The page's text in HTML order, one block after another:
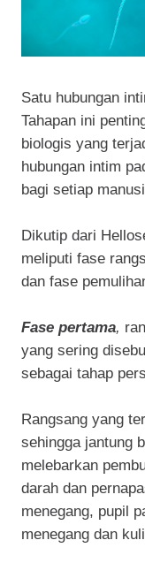
Satu hubungan
Tahapan ini
biologis yang
hubungan intim
bagi setiap
Dikutip dari
meliputi fase
dan fase
Fase pertama,
yang sering
sebagai tahap
Rangsang yang
sehingga jantung
melebarkan
darah dan
menegang, pupil
menegang dan